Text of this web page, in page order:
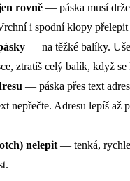
rovně — páska musí
i spodní klopy přelepit
— na těžké balíky.
ztratíš celý balík, když
— páska přes text
nepřečte. Adresu lepíš až
nelepit — tenká,